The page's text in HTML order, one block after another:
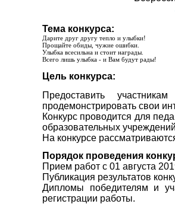
Тема конкурса:
Дарите друг другу тепло и улыбки!
Прощайте обиды, чужие ошибки.
Улыбка всесильна и стоит награды.
Всего лишь улыбка - и Вам будут рады!
Цель конкурса:
Предоставить
продемонстрировать свои
Конкурс проводится для
образовательных
На конкурсе
Порядок проведения
Прием работ с 01 августа
Публикация результатов
Дипломы победителям и
регистрации работы.